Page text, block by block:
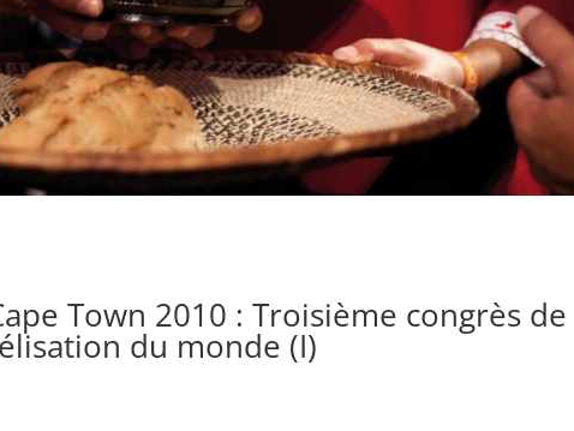
Town 2010 : Troisième congrès de
du monde (I)